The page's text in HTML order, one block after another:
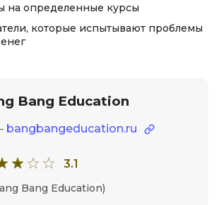
на определенные курсы
которые испытывают проблемы
Bang Education
bangbangeducation.ru
3.1
Bang Education)